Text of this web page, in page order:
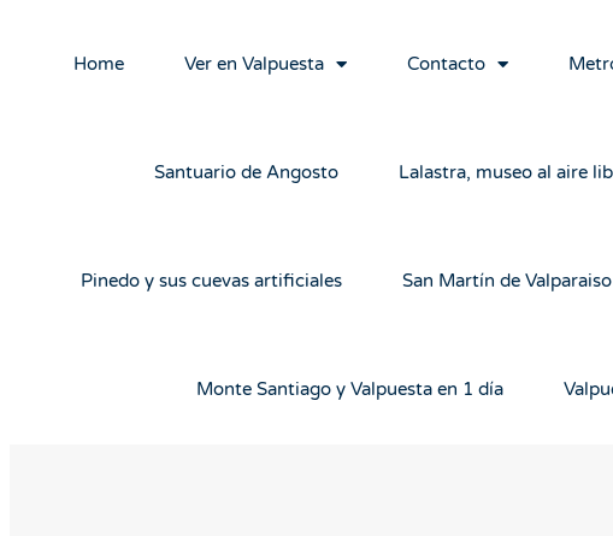
Home Ver en Valpuesta Contacto
Santuario de Angosto Lalastra, museo al aire
Pinedo y sus cuevas artificiales San Martín de Valparaiso
Monte Santiago y Valpuesta en 1 día